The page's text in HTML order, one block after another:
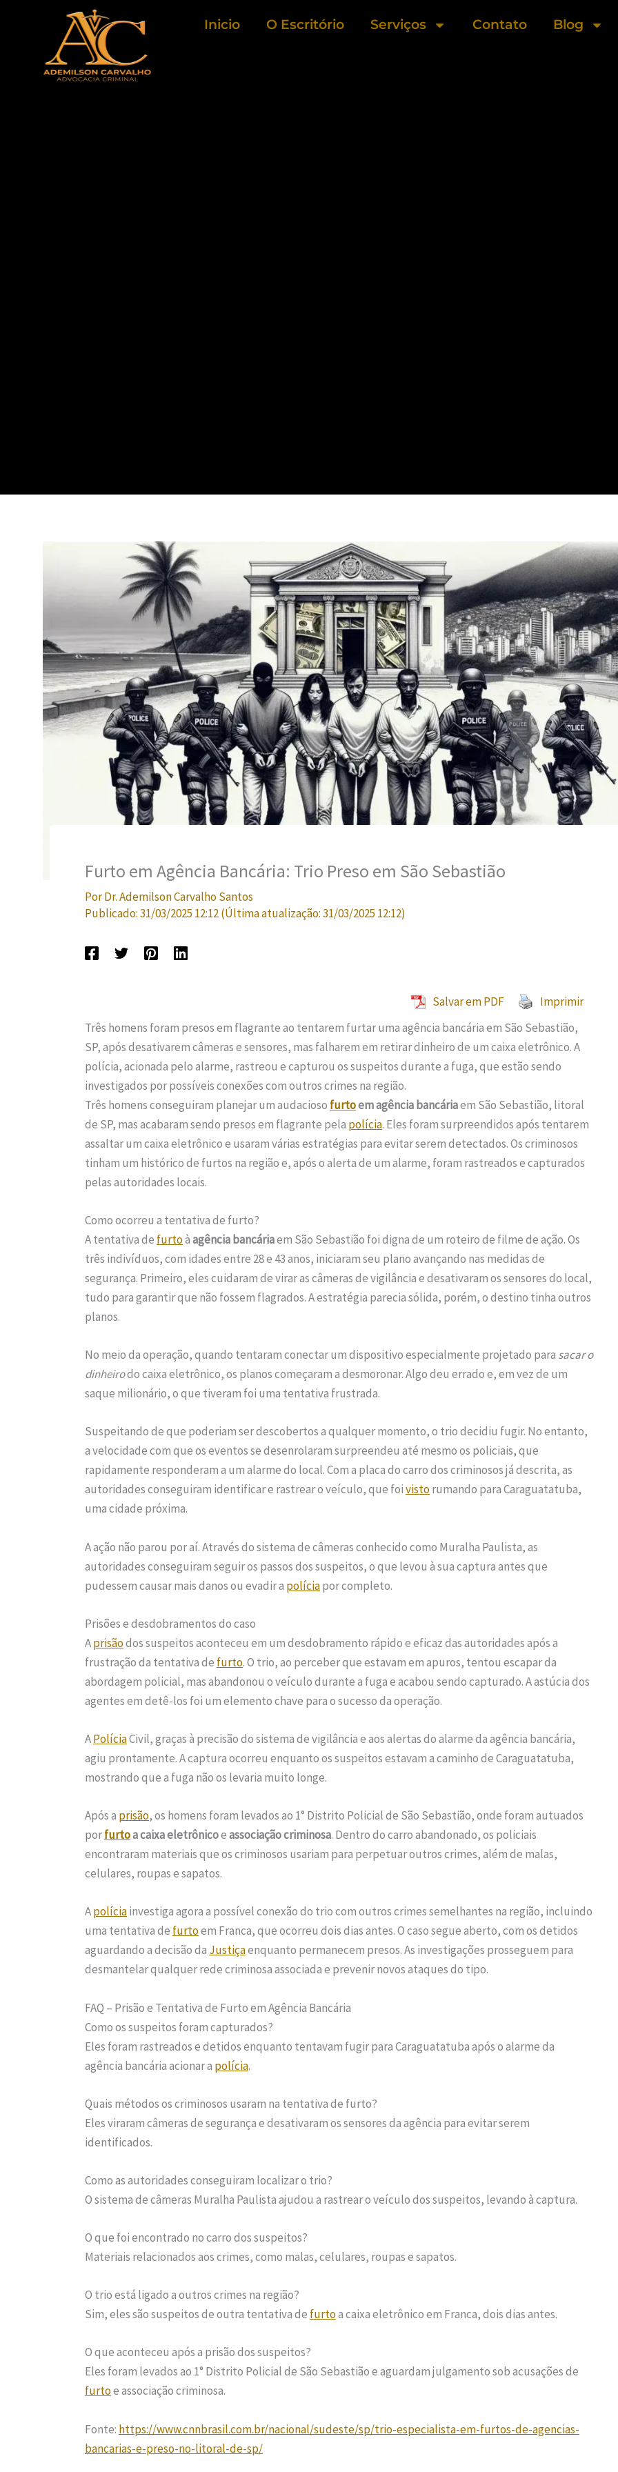
conteúdo
Inicio O Escritório Serviços Contato Blog
Furto em Agência Bancária: Trio Preso em São Sebastião
PorDr. Ademilson Carvalho Santos
Publicado:31/03/2025 12:12(Última atualização:31/03/2025 12:12)
Salvar em PDF
Imprimir
Três homens foram presos em flagrante ao tentarem furtar uma agência bancária em São Sebastião,
SP, após desativarem câmeras e sensores, mas falharem em retirar dinheiro de um caixa eletrônico. A
polícia, acionada pelo alarme, rastreou e capturou os suspeitos durante a fuga, que estão sendo
investigados por possíveis conexões com outros crimes na região.
Três homens conseguiram planejar um audacioso furtoem agência bancáriaem São Sebastião, litoral
de SP, mas acabaram sendo presos em flagrante pela polícia. Eles foram surpreendidos após tentarem
assaltar um caixa eletrônico e usaram várias estratégias para evitar serem detectados. Os criminosos
tinham um histórico de furtos na região e, após o alerta de um alarme, foram rastreados e capturados
pelas autoridades locais.
Como ocorreu a tentativa de furto?
A tentativa de furtoàagência bancáriaem São Sebastião foi digna de um roteiro de filme de ação. Os
três indivíduos, com idades entre 28 e 43 anos, iniciaram seu plano avançando nas medidas de
segurança. Primeiro, eles cuidaram de virar as câmeras de vigilância e desativaram os sensores do local,
tudo para garantir que não fossem flagrados. A estratégia parecia sólida, porém, o destino tinha outros
planos.
No meio da operação, quando tentaram conectar um dispositivo especialmente projetado para sacar o
dinheirodo caixa eletrônico, os planos começaram a desmoronar. Algo deu errado e, em vez de um
saque milionário, o que tiveram foi uma tentativa frustrada.
Suspeitando de que poderiam ser descobertos a qualquer momento, o trio decidiu fugir. No entanto,
a velocidade com que os eventos se desenrolaram surpreendeu até mesmo os policiais, que
rapidamente responderam a um alarme do local. Com a placa do carro dos criminosos já descrita, as
autoridades conseguiram identificar e rastrear o veículo, que foivistorumando para Caraguatatuba,
uma cidade próxima.
A ação não parou por aí. Através do sistema de câmeras conhecido como Muralha Paulista, as
autoridades conseguiram seguir os passos dos suspeitos, o que levou à sua captura antes que
pudessem causar mais danos ou evadir a políciapor completo.
Prisões e desdobramentos do caso
Aprisãodos suspeitos aconteceu em um desdobramento rápido e eficaz das autoridades após a
frustração da tentativa de furto. O trio, ao perceber que estavam em apuros, tentou escapar da
abordagem policial, mas abandonou o veículo durante a fuga e acabou sendo capturado. A astúcia dos
agentes em detê-los foi um elemento chave para o sucesso da operação.
APolíciaCivil, graças à precisão do sistema de vigilância e aos alertas do alarme da agência bancária,
agiu prontamente. A captura ocorreu enquanto os suspeitos estavam a caminho de Caraguatatuba,
mostrando que a fuga não os levaria muito longe.
Após a prisão, os homens foram levados ao 1° Distrito Policial de São Sebastião, onde foram autuados
porfurtoa caixa eletrônicoeassociação criminosa. Dentro do carro abandonado, os policiais
encontraram materiais que os criminosos usariam para perpetuar outros crimes, além de malas,
celulares, roupas e sapatos.
Apolíciainvestiga agora a possível conexão do trio com outros crimes semelhantes na região, incluindo
uma tentativa de furtoem Franca, que ocorreu dois dias antes. O caso segue aberto, com os detidos
aguardando a decisão da Justiçaenquanto permanecem presos. As investigações prosseguem para
desmantelar qualquer rede criminosa associada e prevenir novos ataques do tipo.
FAQ – Prisão e Tentativa de Furto em Agência Bancária
Como os suspeitos foram capturados?
Eles foram rastreados e detidos enquanto tentavam fugir para Caraguatatuba após o alarme da
agência bancária acionar a polícia.
Quais métodos os criminosos usaram na tentativa de furto?
Eles viraram câmeras de segurança e desativaram os sensores da agência para evitar serem
identificados.
Como as autoridades conseguiram localizar o trio?
O sistema de câmeras Muralha Paulista ajudou a rastrear o veículo dos suspeitos, levando à captura.
O que foi encontrado no carro dos suspeitos?
Materiais relacionados aos crimes, como malas, celulares, roupas e sapatos.
O trio está ligado a outros crimes na região?
Sim, eles são suspeitos de outra tentativa de furtoa caixa eletrônico em Franca, dois dias antes.
O que aconteceu após a prisão dos suspeitos?
Eles foram levados ao 1° Distrito Policial de São Sebastião e aguardam julgamento sob acusações de
furtoe associação criminosa.
Fonte: https://www.cnnbrasil.com.br/nacional/sudeste/sp/trio-especialista-em-furtos-de-agencias-
bancarias-e-preso-no-litoral-de-sp/